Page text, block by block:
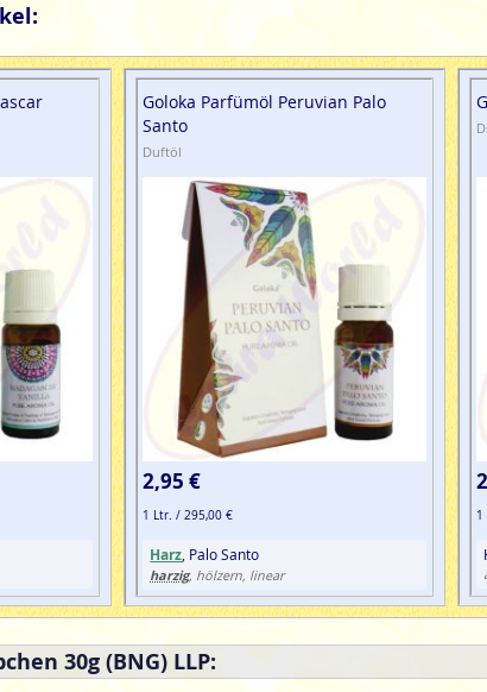
Goloka Parfümöl Peruvian Palo
Santo
Duftöl
2,95 €
1 Ltr. / 295,00 €
Harz , Palo Santo
harzig, hölzern, linear
1
30g (BNG) LLP: